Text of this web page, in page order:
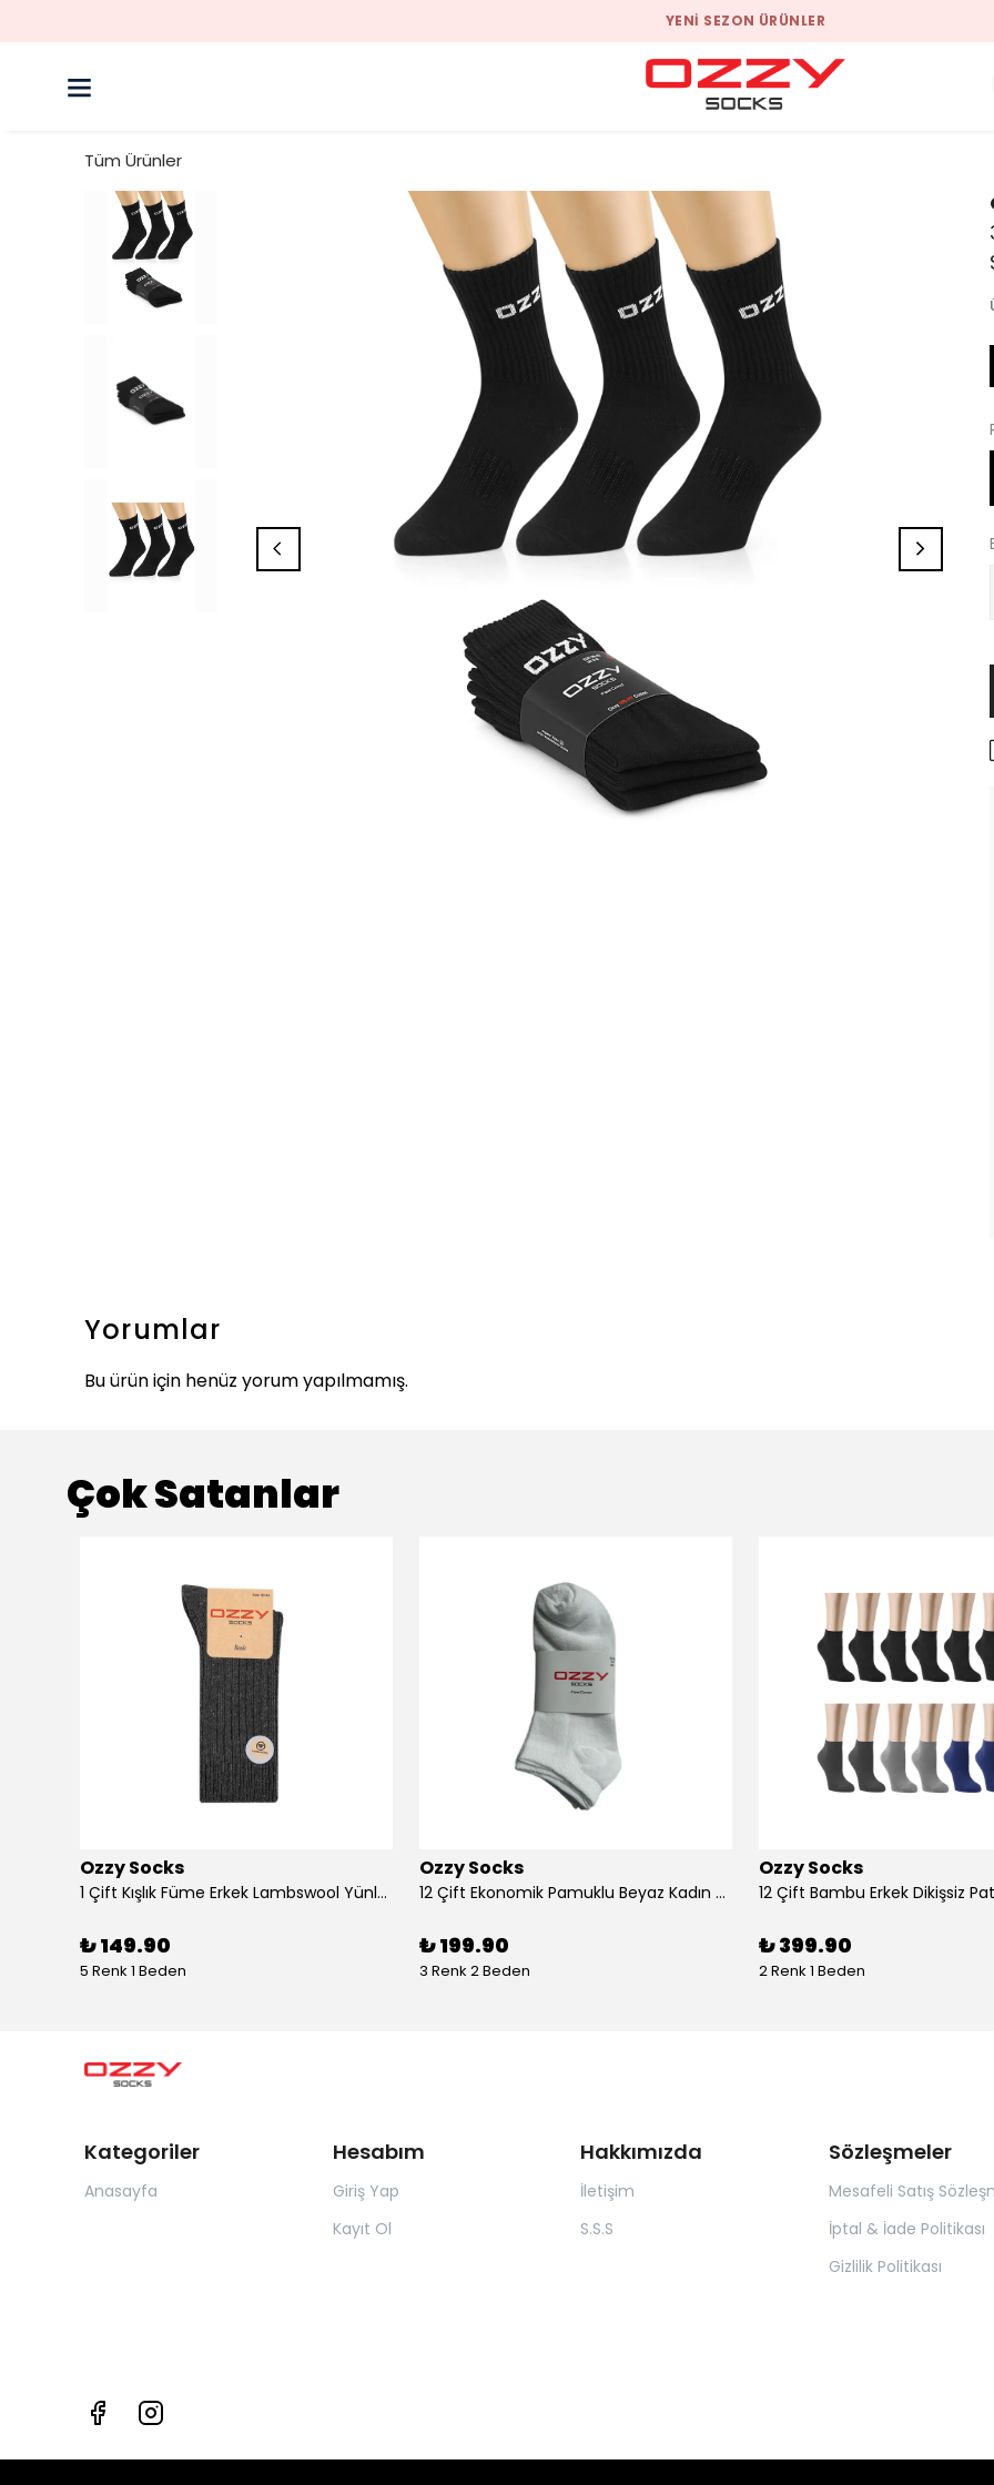
YENI SEZON ÜRÜNLER
Tüm Ürünler
Yorumlar
Bu ürün için henüz yorum yapılmamış.
Çok Satanlar
Ozzy Socks
1 Çift Kışlık Füme Erkek Lambswool Yünlü Uyku Çorabı Soft Touch
₺ 149.90
5 Renk 1 Beden
Ozzy Socks
12 Çift Ekonomik Pamuklu Beyaz Kadın Patik
₺ 199.90
3 Renk 2 Beden
Ozzy Socks
₺ 399.90
2 Renk 1 Beden
Kategoriler
Anasayfa
Hesabım
Giriş Yap
Kayıt Ol
Hakkımızda
İletişim
S.S.S
Sözleşmeler
Mesafeli Satış
İptal & İade Politikası
Gizlilik Politikası